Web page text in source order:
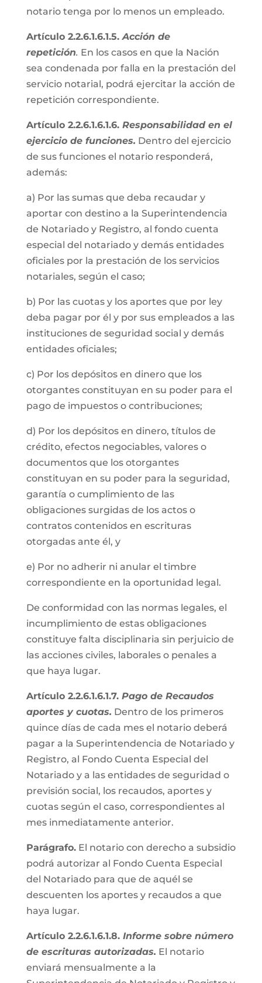
notario tenga por lo menos un empleado.
Artículo 2.2.6.1.6.1.5.Acción de
repetición. En los casos en que la Nación
sea condenada por falla en la prestación del
servicio notarial, podrá ejercitar la acción de
repetición correspondiente.
Artículo 2.2.6.1.6.1.6. Responsabilidad en el
ejercicio de funciones. Dentro del ejercicio
de sus funciones el notario responderá,
además:
a) Por las sumas que deba recaudar y
aportar con destino a la Superintendencia
de Notariado y Registro, al fondo cuenta
especial del notariado y demás entidades
oficiales por la prestación de los servicios
notariales, según el caso;
b) Por las cuotas y los aportes que por ley
deba pagar por él y por sus empleados a las
instituciones de seguridad social y demás
entidades oficiales;
c) Por los depósitos en dinero que los
otorgantes constituyan en su poder para el
pago de impuestos o contribuciones;
d) Por los depósitos en dinero, títulos de
crédito, efectos negociables, valores o
documentos que los otorgantes
constituyan en su poder para la seguridad,
garantía o cumplimiento de las
obligaciones surgidas de los actos o
contratos contenidos en escrituras
otorgadas ante él, y
e) Por no adherir ni anular el timbre
correspondiente en la oportunidad legal.
De conformidad con las normas legales, el
incumplimiento de estas obligaciones
constituye falta disciplinaria sin perjuicio de
las acciones civiles, laborales o penales a
que haya lugar.
Artículo 2.2.6.1.6.1.7. Pago de Recaudos
aportes y cuotas. Dentro de los primeros
quince días de cada mes el notario deberá
pagar a la Superintendencia de Notariado y
Registro, al Fondo Cuenta Especial del
Notariado y a las entidades de seguridad o
previsión social, los recaudos, aportes y
cuotas según el caso, correspondientes al
mes inmediatamente anterior.
Parágrafo.El notario con derecho a subsidio
podrá autorizar al Fondo Cuenta Especial
del Notariado para que de aquél se
descuenten los aportes y recaudos a que
haya lugar.
Artículo 2.2.6.1.6.1.8. Informe sobre número
de escrituras autorizadas. El notario
enviará mensualmente a la